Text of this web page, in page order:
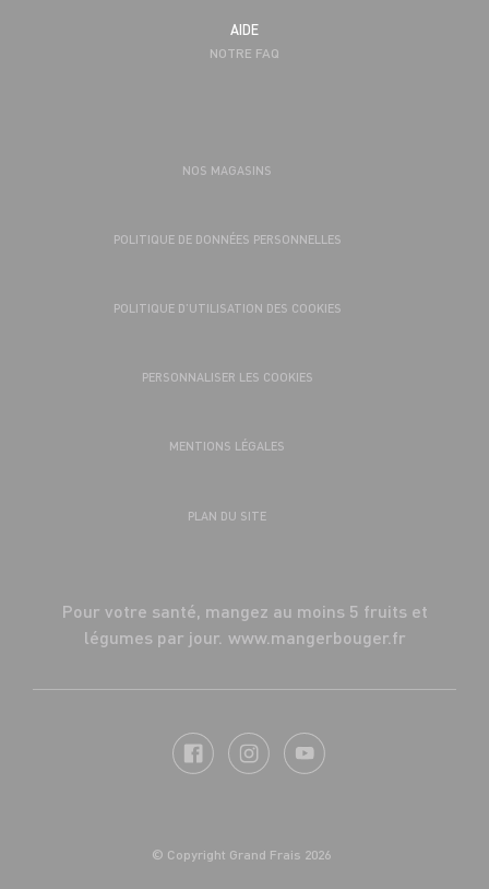
AIDE
NOTRE FAQ
NOS MAGASINS
POLITIQUE DE DONNÉES PERSONNELLES
POLITIQUE D’UTILISATION DES COOKIES
PERSONNALISER LES COOKIES
MENTIONS LÉGALES
PLAN DU SITE
Pour votre santé, mangez au moins 5 fruits et
légumes par jour. www.mangerbouger.fr
© Copyright Grand Frais 2026